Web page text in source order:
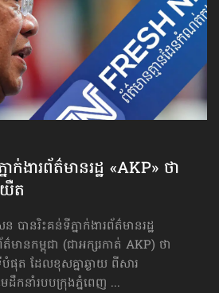
ងារ​ព័ត៌មាន​រដ្ឋ «AKP» ថា
ត
ានរិះគន់ទីភ្នាក់ងារព័ត៌មានរដ្ឋ
មានកម្ពុជា (ជាអក្សរកាត់ AKP) ថា
ត ដែលខុសគ្នាឆ្ងាយ ពីសារ
កនាំរបបក្រុងភ្នំពេញ ...